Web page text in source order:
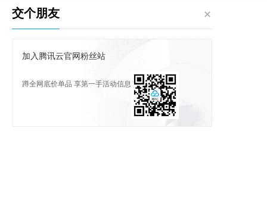
交个朋友
加入腾讯云官网粉丝站
蹲全网底价单品 享第一手活动信息